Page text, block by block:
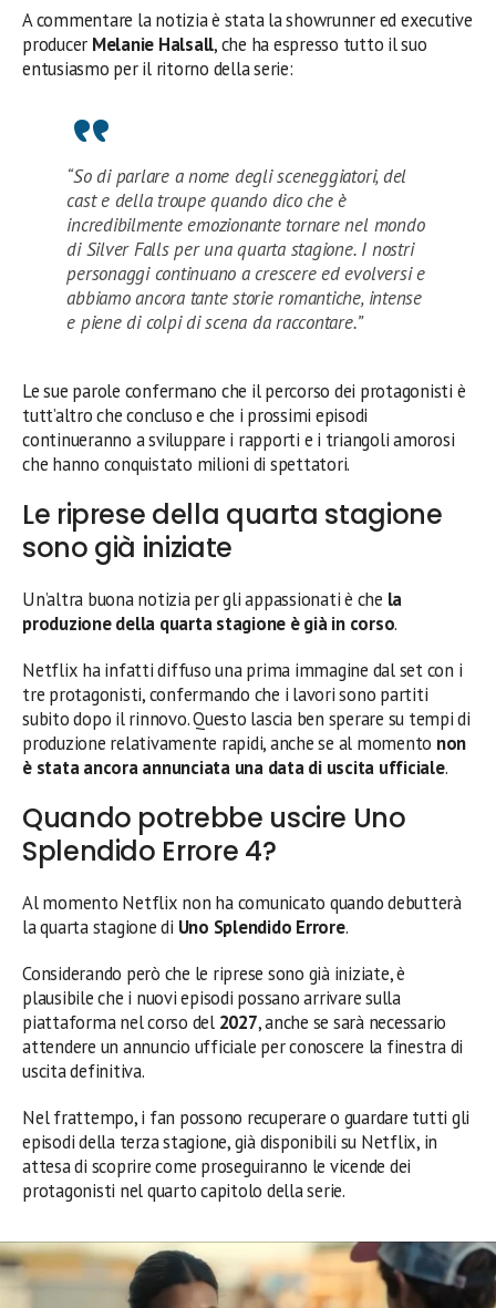
A commentare la notizia è stata la showrunner ed executive
producer Melanie Halsall, che ha espresso tutto il suo
entusiasmo per il ritorno della serie:
“So di parlare a nome degli sceneggiatori, del
cast e della troupe quando dico che è
incredibilmente emozionante tornare nel mondo
di Silver Falls per una quarta stagione. I nostri
personaggi continuano a crescere ed evolversi e
abbiamo ancora tante storie romantiche, intense
e piene di colpi di scena da raccontare.”
Le sue parole confermano che il percorso dei protagonisti è
tutt’altro che concluso e che i prossimi episodi
continueranno a sviluppare i rapporti e i triangoli amorosi
che hanno conquistato milioni di spettatori.
Le riprese della quarta stagione
sono già iniziate
Un’altra buona notizia per gli appassionati è che la
produzione della quarta stagione è già in corso.
Netflix ha infatti diffuso una prima immagine dal set con i
tre protagonisti, confermando che i lavori sono partiti
subito dopo il rinnovo. Questo lascia ben sperare su tempi di
produzione relativamente rapidi, anche se al momento non
è stata ancora annunciata una data di uscita ufficiale.
Quando potrebbe uscire Uno
Splendido Errore 4?
Al momento Netflix non ha comunicato quando debutterà
la quarta stagione di Uno Splendido Errore.
Considerando però che le riprese sono già iniziate, è
plausibile che i nuovi episodi possano arrivare sulla
piattaforma nel corso del 2027, anche se sarà necessario
attendere un annuncio ufficiale per conoscere la finestra di
uscita definitiva.
Nel frattempo, i fan possono recuperare o guardare tutti gli
episodi della terza stagione, già disponibili su Netflix, in
attesa di scoprire come proseguiranno le vicende dei
protagonisti nel quarto capitolo della serie.